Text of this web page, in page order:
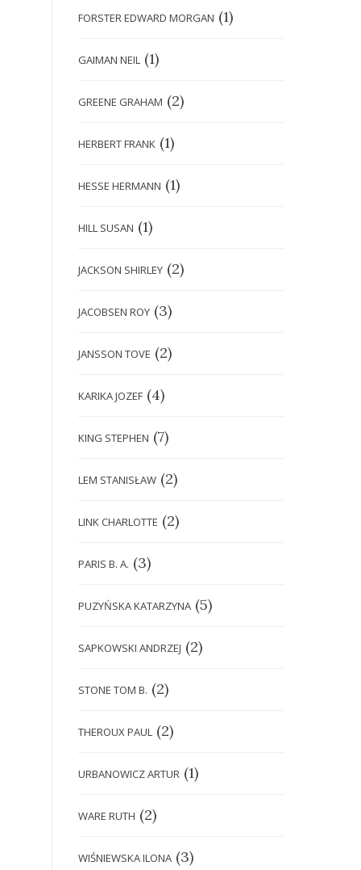
FORSTER EDWARD MORGAN (1)
GAIMAN NEIL (1)
GREENE GRAHAM (2)
HERBERT FRANK (1)
HESSE HERMANN (1)
HILL SUSAN (1)
JACKSON SHIRLEY (2)
JACOBSEN ROY (3)
JANSSON TOVE (2)
KARIKA JOZEF (4)
KING STEPHEN (7)
LEM STANISŁAW (2)
LINK CHARLOTTE (2)
PARIS B. A. (3)
PUZYŃSKA KATARZYNA (5)
SAPKOWSKI ANDRZEJ (2)
STONE TOM B. (2)
THEROUX PAUL (2)
URBANOWICZ ARTUR (1)
WARE RUTH (2)
WIŚNIEWSKA ILONA (3)